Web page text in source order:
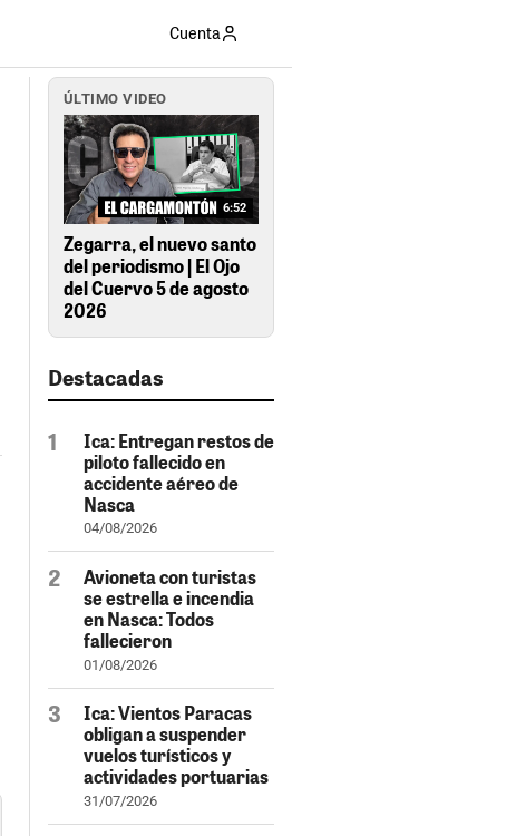
Cuenta
ÚLTIMO VIDEO
6:52
Zegarra, el nuevo santo
del periodismo | El Ojo
del Cuervo 5 de agosto
2026
Destacadas
Ica: Entregan restos de
piloto fallecido en
accidente aéreo de
Nasca
04/08/2026
Avioneta con turistas
se estrella e incendia
en Nasca: Todos
fallecieron
01/08/2026
Ica: Vientos Paracas
obligan a suspender
vuelos turísticos y
actividades portuarias
31/07/2026